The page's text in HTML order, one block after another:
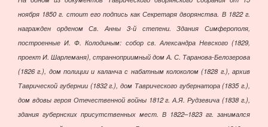
ноября 1850 г. стоит его подпись как Секретаря дворянства. В 1822 г.
награжден орденом Св. Анны 3-й степени. Здания Симферополя,
построенные И. Ф. Колодиным: собор св. Александра Невского (1829,
проект И. Шарлеманя), странноприимный дом А. С. Таранова-Белозерова
(1826 г.), дом полиции и каланча с набатным колоколом (1828 г.), архив
Таврической губернии (1832 г.), дом Таврического губернатора (1835 г.),
дом вдовы героя Отечественной войны 1812 г. А.Я. Рудзевича (1838 г.),
здания губернских присутственных мест. В 1822–1823 гг. занимался